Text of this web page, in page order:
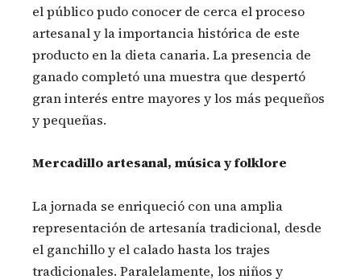
el público pudo conocer de cerca el proceso
artesanal y la importancia histórica de este
producto en la dieta canaria. La presencia de
ganado completó una muestra que despertó
gran interés entre mayores y los más pequeños
y pequeñas.
Mercadillo artesanal, música y folklore
La jornada se enriqueció con una amplia
representación de artesanía tradicional, desde
el ganchillo y el calado hasta los trajes
tradicionales. Paralelamente, los niños y